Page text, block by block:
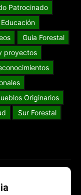
Patrocinado
Educación
Guia Forestal
proyectos
Originarios
Sur Forestal